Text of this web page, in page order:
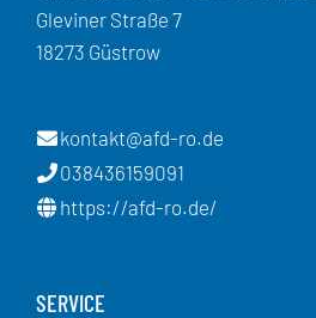
Gleviner Straße 7
18273 Güstrow
kontakt@afd-ro.de
038436159091
https://afd-ro.de/
SERVICE